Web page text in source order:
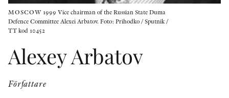
MOSCOW 1999 Vice chairman of the Russian State Duma
Defence Committee Alexei Arbatov. Foto: Prihodko / Sputnik /
TT kod 10452
Alexey Arbatov
Författare